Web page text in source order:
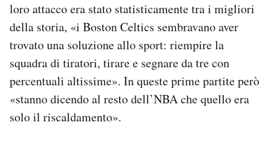
loro attacco era stato statisticamente tra i migliori
della storia, «i Boston Celtics sembravano aver
trovato una soluzione allo sport: riempire la
squadra di tiratori, tirare e segnare da tre con
percentuali altissime». In queste prime partite però
«stanno dicendo al resto dell’NBA che quello era
solo il riscaldamento».